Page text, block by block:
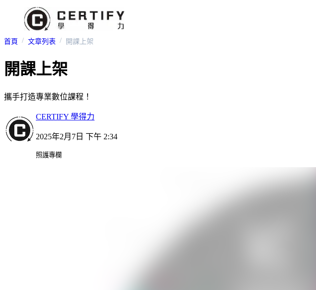
首頁 文章列表 開課上架
開課上架
攜手打造專業數位課程！
CERTIFY 學得力
2025年2月7日 下午 2:34
照護專欄